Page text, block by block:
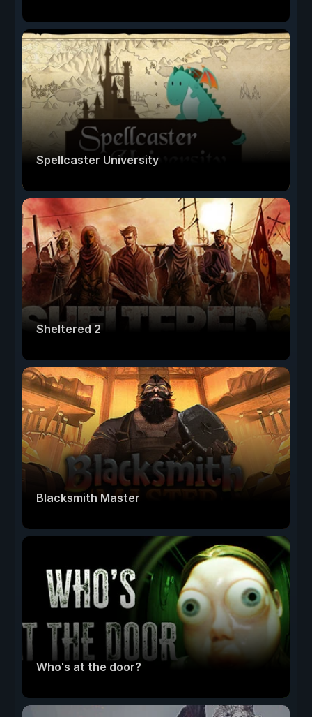
Spellcaster University
Sheltered 2
Blacksmith Master
Who's at the door?